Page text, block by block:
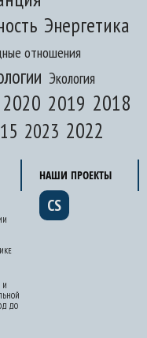
Энергетика
отношения
Экология
2020 2019 2018
2023 2022
И
ДО
НАШИ ПРОЕКТЫ
CS